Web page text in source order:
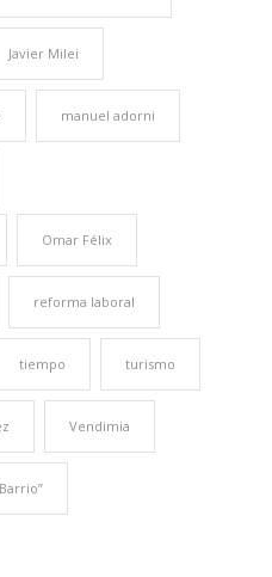
Javier Milei
manuel adorni
Omar Félix
reforma laboral
tiempo turismo
Vendimia